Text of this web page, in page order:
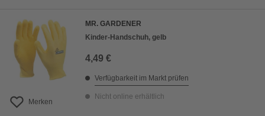
Merken
MR. GARDENER
Kinder-Handschuh, gelb
4,49 €
Verfügbarkeit im Markt prüfen
Nicht online erhältlich